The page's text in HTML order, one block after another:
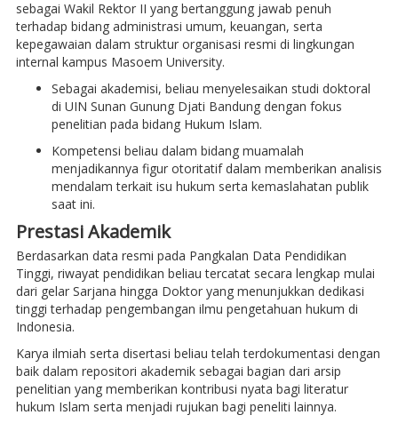
sebagai Wakil Rektor II yang bertanggung jawab penuh
terhadap bidang administrasi umum, keuangan, serta
kepegawaian dalam struktur organisasi resmi di lingkungan
internal kampus Masoem University.
Sebagai akademisi, beliau menyelesaikan studi doktoral
di UIN Sunan Gunung Djati Bandung dengan fokus
penelitian pada bidang Hukum Islam.
Kompetensi beliau dalam bidang muamalah
menjadikannya figur otoritatif dalam memberikan analisis
mendalam terkait isu hukum serta kemaslahatan publik
saat ini.
Prestasi Akademik
Berdasarkan data resmi pada Pangkalan Data Pendidikan
Tinggi, riwayat pendidikan beliau tercatat secara lengkap mulai
dari gelar Sarjana hingga Doktor yang menunjukkan dedikasi
tinggi terhadap pengembangan ilmu pengetahuan hukum di
Indonesia.
Karya ilmiah serta disertasi beliau telah terdokumentasi dengan
baik dalam repositori akademik sebagai bagian dari arsip
penelitian yang memberikan kontribusi nyata bagi literatur
hukum Islam serta menjadi rujukan bagi peneliti lainnya.